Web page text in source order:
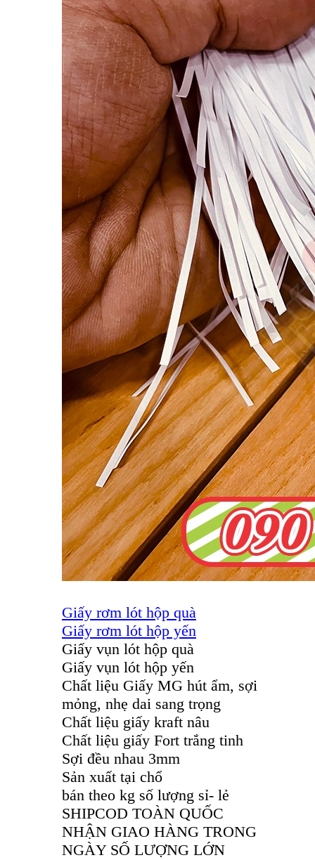
Giấy rơm lót hộp quà
Giấy rơm lót hộp yến
Giấy vụn lót hộp quà
Giấy vụn lót hộp yến
Chất liệu Giấy MG hút ẩm, sợi
mỏng, nhẹ dai sang trọng
Chất liệu giấy kraft nâu
Chất liệu giấy Fort trắng tinh
Sợi đều nhau 3mm
Sản xuất tại chổ
bán theo kg số lượng sỉ- lẻ
SHIPCOD TOÀN QUỐC
NHẬN GIAO HÀNG TRONG
NGÀY SỐ LƯỢNG LỚN